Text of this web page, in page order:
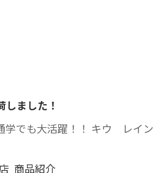
ました！
学でも大活躍！！ キウ レイン
商品紹介